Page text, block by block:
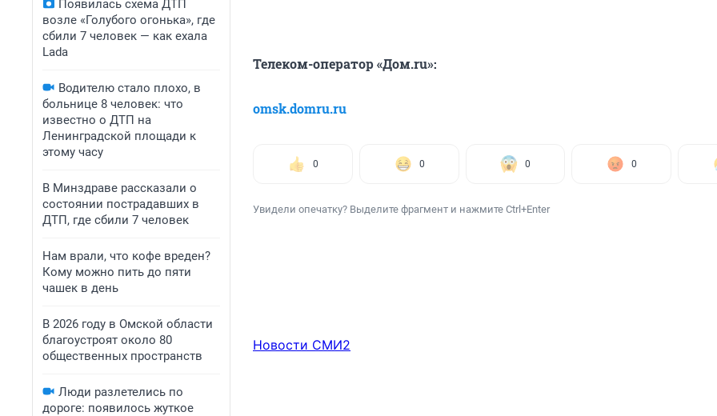
Появилась схема ДТП
возле «Голубого огонька», где
сбили 7 человек — как ехала
Lada
Водителю стало плохо, в
больнице 8 человек: что
известно о ДТП на
Ленинградской площади к
этому часу
В Минздраве рассказали о
состоянии пострадавших в
ДТП, где сбили 7 человек
Нам врали, что кофе вреден?
Кому можно пить до пяти
чашек в день
В 2026 году в Омской области
благоустроят около 80
общественных пространств
Люди разлетелись по
дороге: появилось жуткое
Телеком-оператор «Дом.ru»:
omsk.domru.ru
0 0 0 0
Увидели опечатку? Выделите фрагмент и нажмите Ctrl+Enter
Новости СМИ2